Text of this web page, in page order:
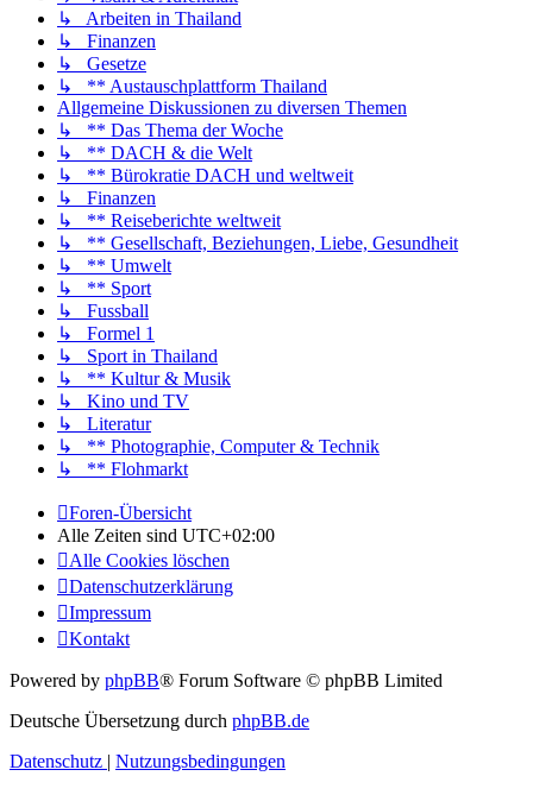
↳ Arbeiten in Thailand
↳ Finanzen
↳ Gesetze
↳ ** Austauschplattform Thailand
Allgemeine Diskussionen zu diversen Themen
↳ ** Das Thema der Woche
↳ ** DACH & die Welt
↳ ** Bürokratie DACH und weltweit
↳ Finanzen
↳ ** Reiseberichte weltweit
↳ ** Gesellschaft, Beziehungen, Liebe, Gesundheit
↳ ** Umwelt
↳ ** Sport
↳ Fussball
↳ Formel 1
↳ Sport in Thailand
↳ ** Kultur & Musik
↳ Kino und TV
↳ Literatur
↳ ** Photographie, Computer & Technik
↳ ** Flohmarkt
Foren-Übersicht
Alle Zeiten sind UTC+02:00
Alle Cookies löschen
Datenschutzerklärung
Impressum
Kontakt
Powered by phpBB® Forum Software © phpBB Limited
Deutsche Übersetzung durch phpBB.de
Datenschutz | Nutzungsbedingungen